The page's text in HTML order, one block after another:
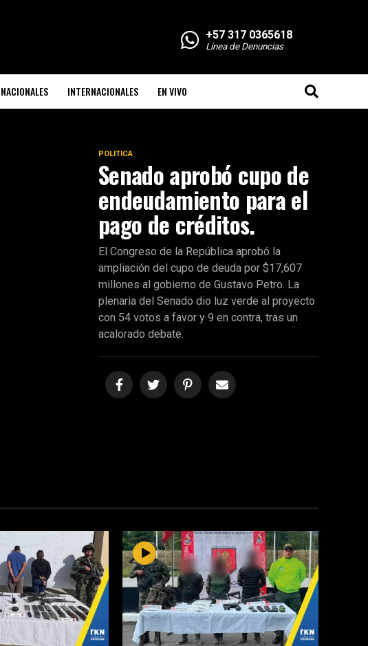
+57 317 0365618
Línea de Denuncias
NACIONALES INTERNACIONALES EN VIVO
POLITICA
Senado aprobó cupo de
endeudamiento para el
pago de créditos.
El Congreso de la República aprobó la
ampliación del cupo de deuda por $17,607
millones al gobierno de Gustavo Petro. La
plenaria del Senado dio luz verde al proyecto
con 54 votos a favor y 9 en contra, tras un
acalorado debate.